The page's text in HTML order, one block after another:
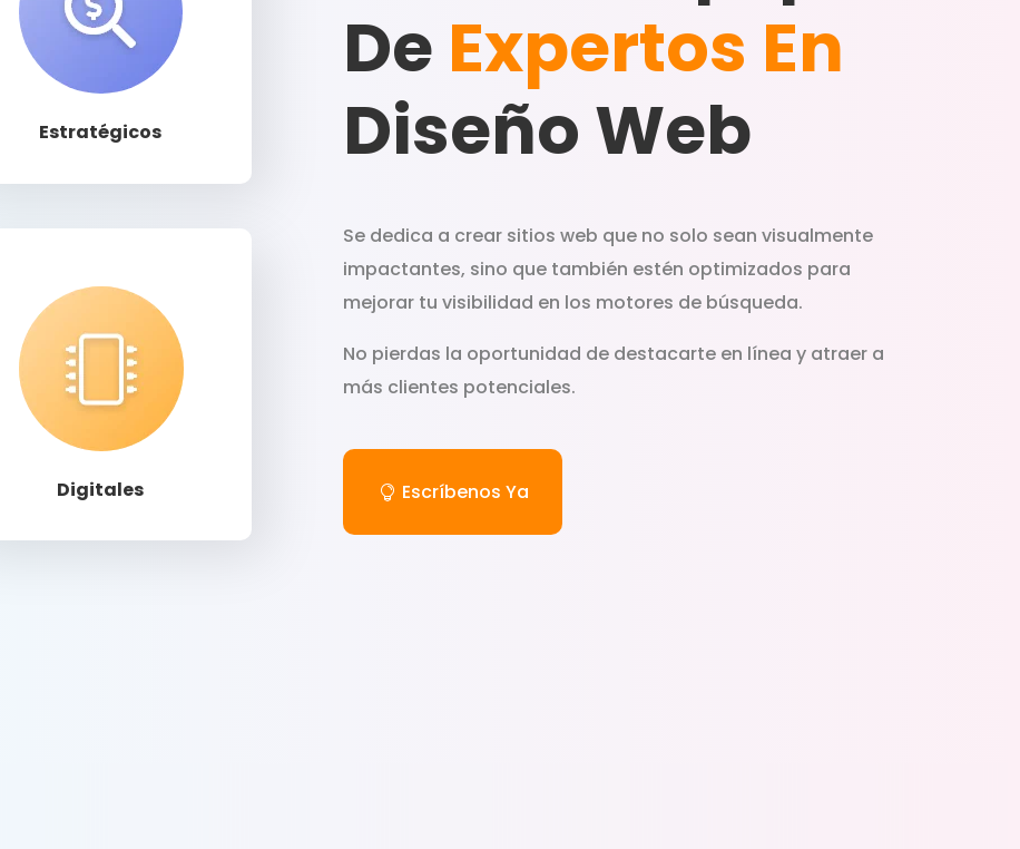
Estratégicos
Digitales
Llamar
De Expertos En
Diseño Web
Se dedica a crear sitios web que no solo sean visualmente
impactantes, sino que también estén optimizados para
mejorar tu visibilidad en los motores de búsqueda.
No pierdas la oportunidad de destacarte en línea y atraer a
más clientes potenciales.
Escríbenos Ya